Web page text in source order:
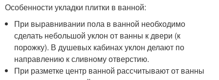
Особенности укладки плитки в ванной:
При выравнивании пола в ванной необходимо
сделать небольшой уклон от ванны к двери (к
порожку). В душевых кабинах уклон делают по
направлению к сливному отверстию.
При разметке центр ванной рассчитывают от ванны